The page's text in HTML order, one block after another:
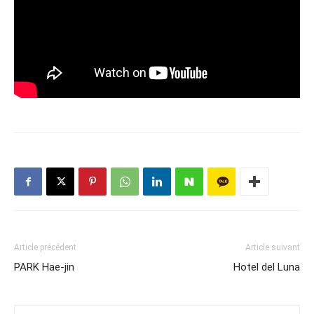
Article précédent
PARK Hae-jin
Article suivant
Hotel del Luna